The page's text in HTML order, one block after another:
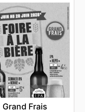
Grand Frais